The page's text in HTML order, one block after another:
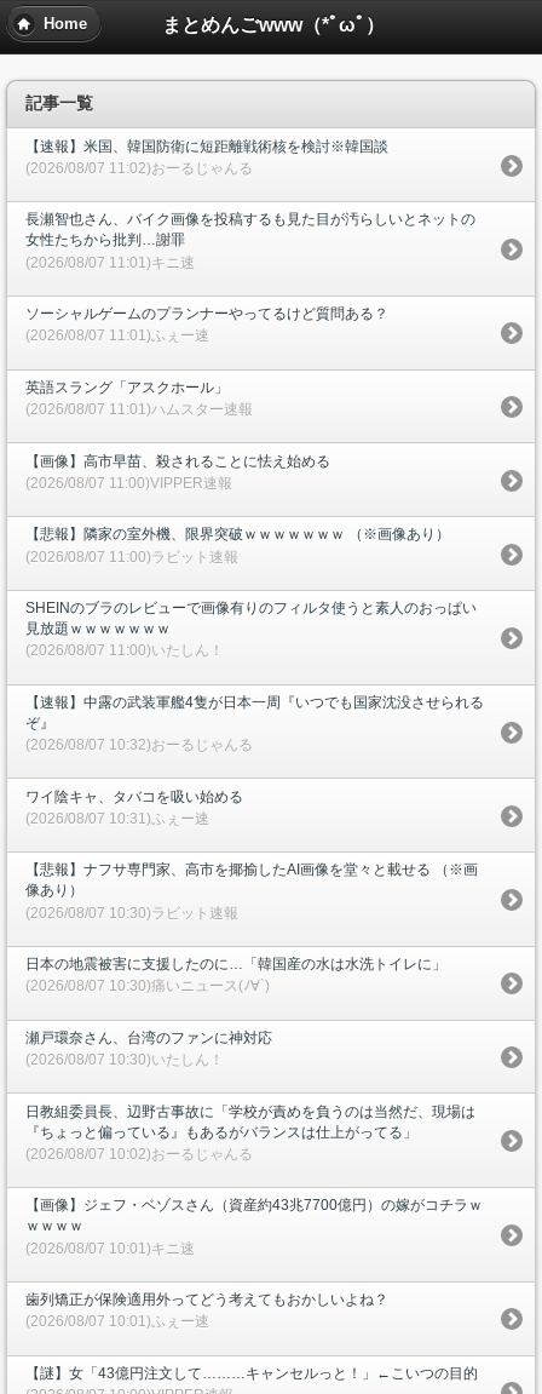
まとめんごwww（*ﾟωﾟ）
Home
記事一覧
【速報】米国、韓国防衛に短距離戦術核を検討※韓国談
(2026/08/07 11:02)おーるじゃんる
長瀬智也さん、バイク画像を投稿するも見た目が汚らしいとネットの
女性たちから批判…謝罪
(2026/08/07 11:01)キニ速
ソーシャルゲームのプランナーやってるけど質問ある？
(2026/08/07 11:01)ふぇー速
英語スラング「アスクホール」
(2026/08/07 11:01)ハムスター速報
【画像】高市早苗、殺されることに怯え始める
(2026/08/07 11:00)VIPPER速報
【悲報】隣家の室外機、限界突破ｗｗｗｗｗｗｗ （※画像あり）
(2026/08/07 11:00)ラビット速報
SHEINのブラのレビューで画像有りのフィルタ使うと素人のおっぱい
見放題ｗｗｗｗｗｗｗ
(2026/08/07 11:00)いたしん！
【速報】中露の武装軍艦4隻が日本一周『いつでも国家沈没させられる
ぞ』
(2026/08/07 10:32)おーるじゃんる
ワイ陰キャ、タバコを吸い始める
(2026/08/07 10:31)ふぇー速
【悲報】ナフサ専門家、高市を揶揄したAI画像を堂々と載せる （※画
像あり）
(2026/08/07 10:30)ラビット速報
日本の地震被害に支援したのに…「韓国産の水は水洗トイレに」
(2026/08/07 10:30)痛いニュース(ﾉ∀`)
瀬戸環奈さん、台湾のファンに神対応
(2026/08/07 10:30)いたしん！
日教組委員長、辺野古事故に「学校が責めを負うのは当然だ、現場は
『ちょっと偏っている』もあるがバランスは仕上がってる」
(2026/08/07 10:02)おーるじゃんる
【画像】ジェフ・ベゾスさん（資産約43兆7700億円）の嫁がコチラｗ
ｗｗｗｗ
(2026/08/07 10:01)キニ速
歯列矯正が保険適用外ってどう考えてもおかしいよね？
(2026/08/07 10:01)ふぇー速
【謎】女「43億円注文して………キャンセルっと！」←こいつの目的